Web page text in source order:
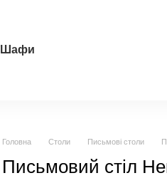
Шафи
Головна Столи Письмові столи
Письмовий стіл